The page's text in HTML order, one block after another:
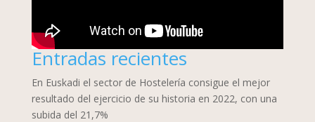
Entradas recientes
En Euskadi el sector de Hostelería consigue el mejor
resultado del ejercicio de su historia en 2022, con una
subida del 21,7%